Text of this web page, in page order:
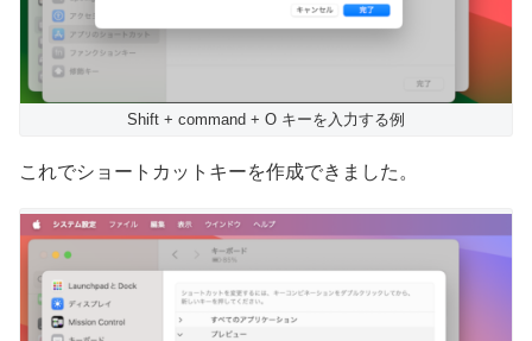
Shift + command + O キーを入力する例
これでショートカットキーを作成できました。